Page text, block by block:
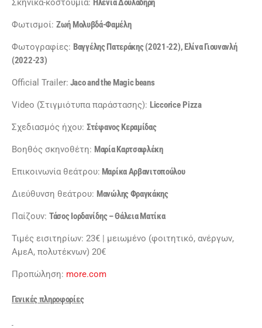
Σκηνικά-κοστούμια: Ηλένια Δουλαδήρη
Φωτισμοί: Ζωή Μολυβδά-Φαμέλη
Φωτογραφίες: Βαγγέλης Πατεράκης (2021-22), Ελίνα Γιουνανλή
(2022-23)
Official Trailer: Jaco and the Magic beans
Video (Στιγμιότυπα παράστασης): Liccorice Pizza
Σχεδιασμός ήχου: Στέφανος Κεραμίδας
Βοηθός σκηνοθέτη: Μαρία Καρτσαφλέκη
Επικοινωνία θεάτρου: Μαρίκα Αρβανιτοπούλου
Διεύθυνση θεάτρου: Μανώλης Φραγκάκης
Παίζουν: Τάσος Ιορδανίδης – Θάλεια Ματίκα
Τιμές εισιτηρίων: 23€ | μειωμένο (φοιτητικό, ανέργων,
ΑμεΑ, πολυτέκνων) 20€
Προπώληση: more.com
Γενικές πληροφορίες